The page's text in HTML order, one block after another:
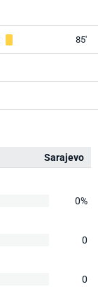
85'
Sarajevo
0%
0
0